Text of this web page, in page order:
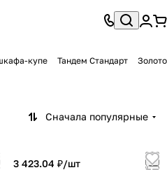
купе Тандем Стандарт
Сначала популярные
3 423.04 ₽/шт